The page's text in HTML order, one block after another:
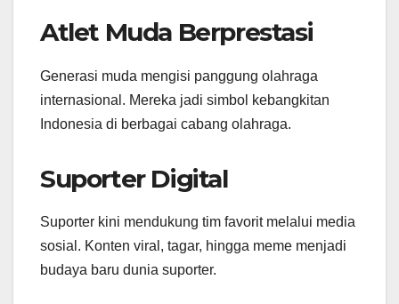
Atlet Muda Berprestasi
Generasi muda mengisi panggung olahraga
internasional. Mereka jadi simbol kebangkitan
Indonesia di berbagai cabang olahraga.
Suporter Digital
Suporter kini mendukung tim favorit melalui media
sosial. Konten viral, tagar, hingga meme menjadi
budaya baru dunia suporter.